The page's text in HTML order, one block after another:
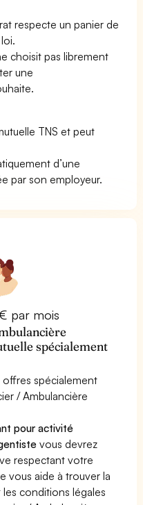
respecte un panier de
choisit pas librement
une
TNS et peut
d’une
par son employeur.
par mois
spécialement
offres spécialement
/ Ambulancière
pour activité
vous devrez
respectant votre
vous aide à trouver la
conditions légales